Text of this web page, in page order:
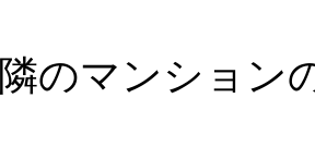
のマンション